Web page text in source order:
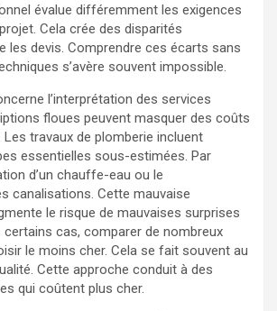
évalue différemment les exigences
Cela crée des disparités
les devis. Comprendre ces écarts sans
s’avère souvent impossible.
l’interprétation des services
floues peuvent masquer des coûts
Les travaux de plomberie incluent
essentielles sous-estimées. Par
d’un chauffe-eau ou le
canalisations. Cette mauvaise
le risque de mauvaises surprises
certains cas, comparer de nombreux
le moins cher. Cela se fait souvent au
Cette approche conduit à des
qui coûtent plus cher.